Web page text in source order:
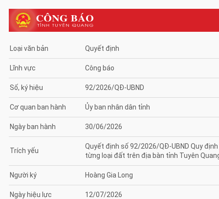
Loại văn bản Quyết định
Lĩnh vực Công báo
Số, ký hiệu 92/2026/QĐ-UBND
Cơ quan ban hành Ủy ban nhân dân tỉnh
Ngày ban hành 30/06/2026
Trích yếu
Quyết định số 92/2026/QĐ-UBND Quy
từng loại đất trên địa bàn tỉnh Tuyên
Người ký Hoàng Gia Long
Ngày hiệu lực 12/07/2026